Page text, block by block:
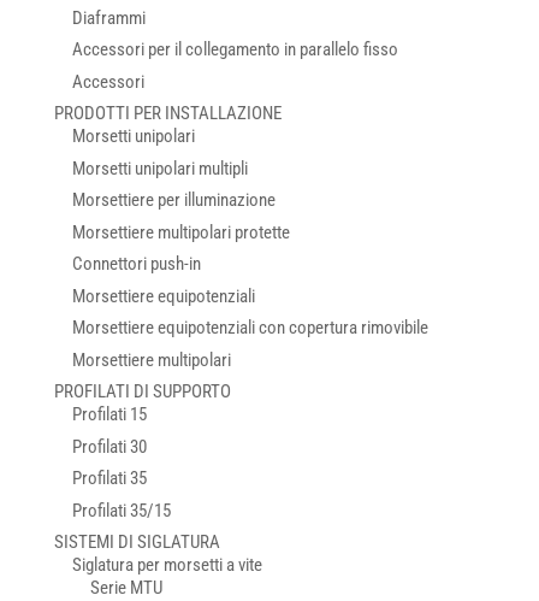
Diaframmi
Accessori per il collegamento in parallelo fisso
Accessori
PRODOTTI PER INSTALLAZIONE
Morsetti unipolari
Morsetti unipolari multipli
Morsettiere per illuminazione
Morsettiere multipolari protette
Connettori push-in
Morsettiere equipotenziali
Morsettiere equipotenziali con copertura rimovibile
Morsettiere multipolari
PROFILATI DI SUPPORTO
Profilati 15
Profilati 30
Profilati 35
Profilati 35/15
SISTEMI DI SIGLATURA
Siglatura per morsetti a vite
Serie MTU